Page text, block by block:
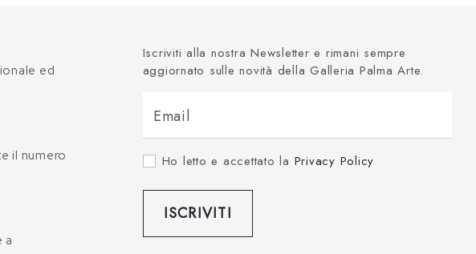
ed
il numero
a
Iscriviti alla nostra Newsletter e rimani sempre
aggiornato sulle novità della Galleria Palma Arte.
Email
Ho letto e accettato la Privacy Policy
ISCRIVITI